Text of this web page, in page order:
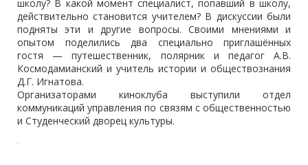
школу? В какой момент специалист, попавший в школу,
действительно становится учителем? В дискуссии были
подняты эти и другие вопросы. Своими мнениями и
опытом поделились два специально приглашённых
гостя — путешественник, полярник и педагог А.В.
Космодамианский и учитель истории и обществознания
Д.Г. Игнатова.
Организаторами киноклуба выступили отдел
коммуникаций управления по связям с общественностью
и Студенческий дворец культуры.